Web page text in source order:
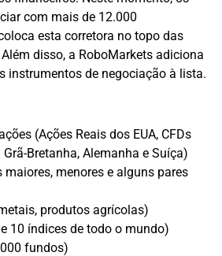
com mais de 12.000
esta corretora no topo das
disso, a RoboMarkets adiciona
instrumentos de negociação à lista.
(Ações Reais dos EUA, CFDs
Bretanha, Alemanha e Suíça)
maiores, menores e alguns pares
produtos agrícolas)
10 índices de todo o mundo)
fundos)